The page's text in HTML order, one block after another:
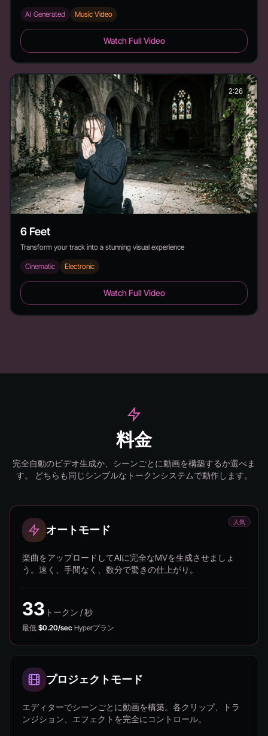
AI Generated Music Video
Back to Basic - Duration: 3:19
Watch Full Video
2:26
6 Feet
Transform your track into a stunning visual experience
Cinematic Electronic
6 Feet - Duration: 2:26Watch Full Video
料金
完全自動のビデオ生成か、シーンごとに動画を構築するか選べま
す。
どちらも同じシンプルなトークンシステムで動作します。
人気
オートモード
楽曲をアップロードしてAIに完全なMVを生成させましょ
う。速く、手間なく、数分で驚きの仕上がり。
33 トークン / 秒
最低 $0.20/sec Hyperプラン
プロジェクトモード
エディターでシーンごとに動画を構築。各クリップ、トラ
ンジション、エフェクトを完全にコントロール。